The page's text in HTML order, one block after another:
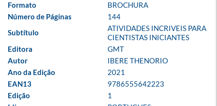
Formato
BROCHURA
Número de Páginas
144
Subtítulo
ATIVIDADES INCRIVEIS PARA
CIENTISTAS INICIANTES
Editora
GMT
Autor
IBERE THENORIO
Ano da Edição
2021
EAN13
9786555642223
Edição
1